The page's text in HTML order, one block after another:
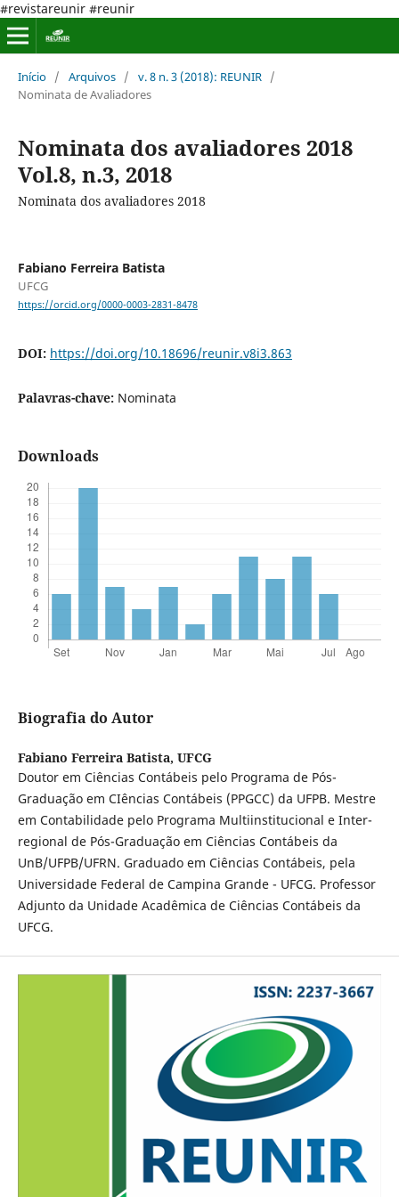
#revistareunir #reunir
Início / Arquivos / v. 8 n. 3 (2018): REUNIR /
Nominata de Avaliadores
Nominata dos avaliadores 2018
Vol.8, n.3, 2018
Nominata dos avaliadores 2018
Fabiano Ferreira Batista
UFCG
https://orcid.org/0000-0003-2831-8478
DOI: https://doi.org/10.18696/reunir.v8i3.863
Palavras-chave: Nominata
Downloads
Biografia do Autor
Fabiano Ferreira Batista, UFCG
Doutor em Ciências Contábeis pelo Programa de Pós-
Graduação em CIências Contábeis (PPGCC) da UFPB. Mestre
em Contabilidade pelo Programa Multiinstitucional e Inter-
regional de Pós-Graduação em Ciências Contábeis da
UnB/UFPB/UFRN. Graduado em Ciências Contábeis, pela
Universidade Federal de Campina Grande - UFCG. Professor
Adjunto da Unidade Acadêmica de Ciências Contábeis da
UFCG.